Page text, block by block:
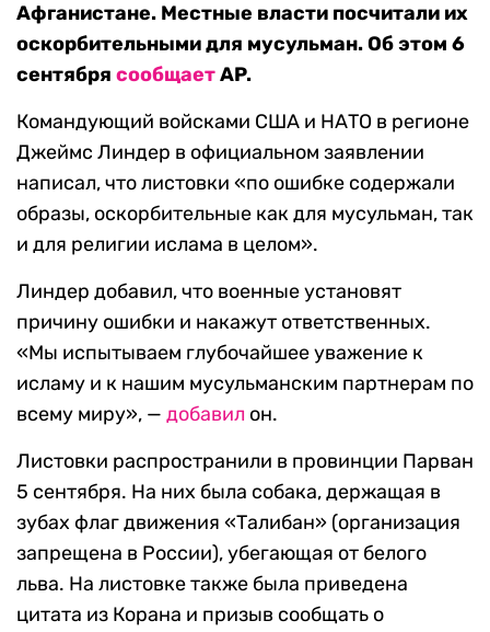
Афганистане. Местные власти посчитали их
оскорбительными для мусульман. Об этом 6
сентября сообщаетAP.
Командующий войсками США и НАТО в регионе
Джеймс Линдер в официальном заявлении
написал, что листовки «по ошибке содержали
образы, оскорбительные как для мусульман, так
и для религии ислама в целом».
Линдер добавил, что военные установят
причину ошибки и накажут ответственных.
«Мы испытываем глубочайшее уважение к
исламу и к нашим мусульманским партнерам по
всему миру», — добавил он.
Листовки распространили в провинции Парван
5 сентября. На них была собака, держащая в
зубах флаг движения «Талибан» (организация
запрещена в России), убегающая от белого
льва. На листовке также была приведена
цитата из Корана и призыв сообщать о